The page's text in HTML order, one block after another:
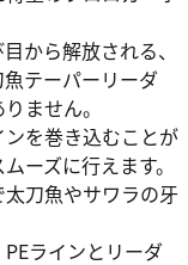
から解放される、
テーパーリーダ
ません。
を巻き込むことが
ーズに行えます。
刀魚やサワラの牙
ラインとリーダ